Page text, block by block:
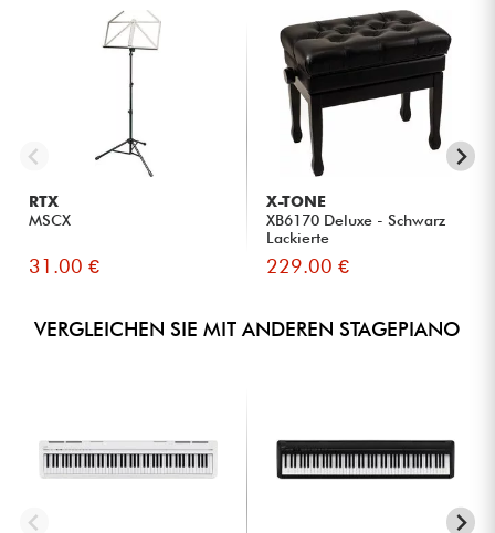
RTX
MSCX
31.00 €
X-TONE
XB6170 Deluxe - Schwarz
Lackierte
229.00 €
VERGLEICHEN SIE MIT ANDEREN STAGEPIANO